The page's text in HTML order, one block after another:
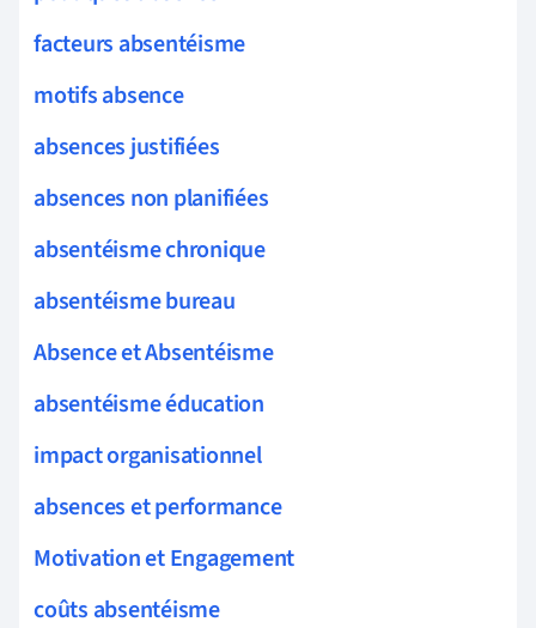
facteurs absentéisme
motifs absence
absences justifiées
absences non planifiées
absentéisme chronique
absentéisme bureau
Absence et Absentéisme
absentéisme éducation
impact organisationnel
absences et performance
Motivation et Engagement
coûts absentéisme